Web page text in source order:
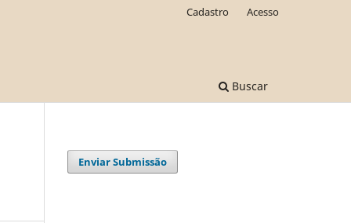
Buscar
Cadastro Acesso
Enviar Submissão